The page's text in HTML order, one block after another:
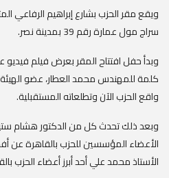
ويقع مقر الحزب بشارع إبراهيم الرفاعي
سراج مول عمارة رقم 39 بمدينة نصر.
وبدأ حفل افتتاح المقر بعرض فيلم فيديو
كلمة للمهندس محمد العطار، عضو
واقع الحزب الآن وتطلعاته المستقبلية.
وبعد ذلك تحدث كل من الدكتور هشام
الأعضاء المؤسسين للحزب بالقاهرة عن
الأستاذ محمد علي أحد أبرز أعضاء الحزب